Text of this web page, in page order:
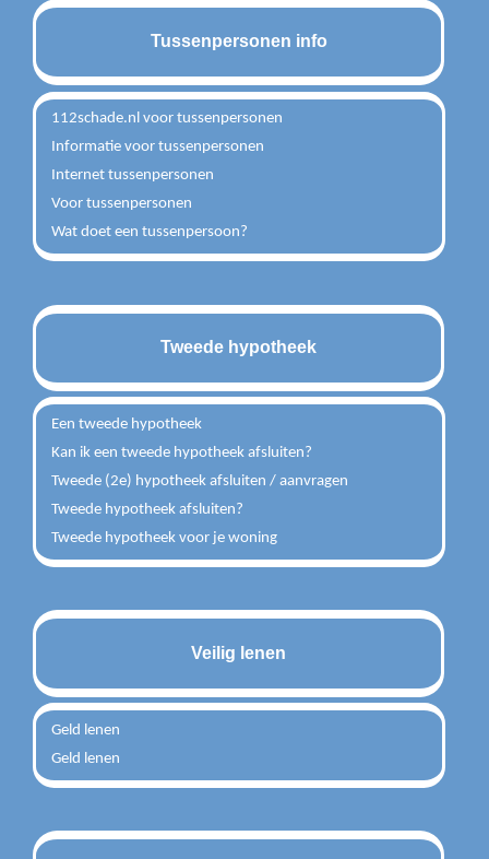
Tussenpersonen info
112schade.nl voor tussenpersonen
Informatie voor tussenpersonen
Internet tussenpersonen
Voor tussenpersonen
Wat doet een tussenpersoon?
Tweede hypotheek
Een tweede hypotheek
Kan ik een tweede hypotheek afsluiten?
Tweede (2e) hypotheek afsluiten / aanvragen
Tweede hypotheek afsluiten?
Tweede hypotheek voor je woning
Veilig lenen
Geld lenen
Geld lenen